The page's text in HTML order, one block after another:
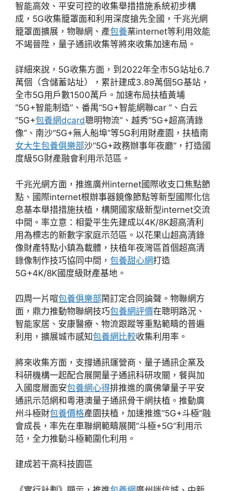
智能高效、平安可控的收集舉措措施系統初步構
成，5G收集籠罩面和利用深度搶先全國，千兆光網
籠罩面擴展，物聯網、產包養業internet等利用效能
不竭晉陞，量子通訊收集等將來收集加速布局。
詳細來說，5G收集方面，到2022年全市5G站址6.7
萬個（含儲蓄站址），累計建成3.89萬個5G基站，
全市5G用戶數1500萬戶。加速布局扶植黃埔
“5G+智能制造”、番禺“5G+智能網聯car ”、白云
“5G+包養網dcard聰明物流”、越秀“5G+超高清錄
像”、南沙“5G+無人船埠”等5G利用財產園，扶植南
女大生包養俱樂部沙“5G+政務辦事年夜廳”，打造國
度級5G財產融會利用示范區。
千兆光網方面，推進廣州internet國際收支口焦點節
點、國際internet根辦事器鏡像節點等新型國際化信
息基本舉措措施扶植，構開國家級新型internet交流
中間。率立意：相愛平生先建成以4K/8K超高清利
用為標志的新數字家庭示范區。以花果山超高清錄
像財產特點小鎮為載體，扶植年夜灣區首個超高清
錄像制作技巧協同中間， 包養甜心網打造
5G+4K/8K國度級財產基地。
四周一片喧包養俱樂部 鬧訂定合同論聲。物聯網方
面，鼎力推動物聯網技巧包養網評價在聰明路況、
智能家居、安康醫療、物流跟蹤等重點範疇的普遍
利用，擴展城市感知包養網比較收集利用率。
將來收集方面，支撐通訊運營商、量子通訊企業及
科研機構一起配合展開量子通訊科研攻關，餐與加
入國度層面安包養網心得排推進的廣佛肇量子平安
通訊示范網和粵港澳量子通訊骨干網扶植。推動廣
州斗極財包養價格產園扶植，加速推進“5G+斗極”融
會成長，率先在車聯網範疇展開“斗極+5G”利用示
范，全力推動斗極範圍化利用。
建成若干高科技園區